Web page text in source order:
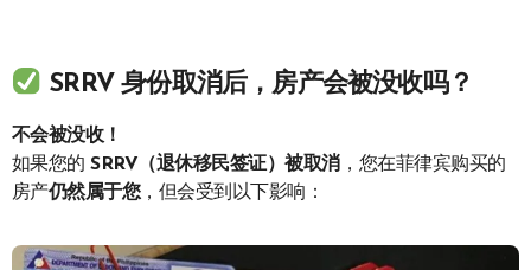
SRRV 身份取消后，房产会被没收吗？
不会被没收！
如果您的SRRV（退休移民签证）被取消 ，您在菲律宾购买的
房产仍然属于您，但会受到以下影响：